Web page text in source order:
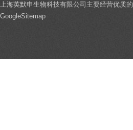
上海英默申生物科技有限公司主要经营优质的
GoogleSitemap